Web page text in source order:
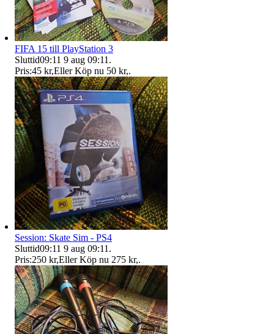
FIFA 15 till PlayStation 3
Sluttid09:11 9 aug 09:11 .
Pris:45 kr,Eller Köp nu 50 kr,.
Session: Skate Sim - PS4
Sluttid09:11 9 aug 09:11 .
Pris:250 kr,Eller Köp nu 275 kr,.